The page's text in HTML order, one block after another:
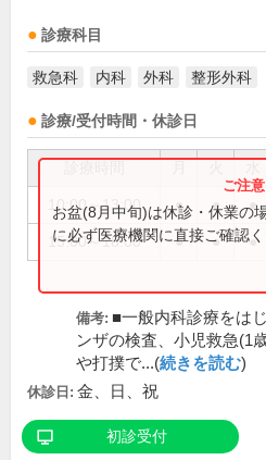
診療科目
救急科 内科 外科 整形外科
診療/受付時間・休診日
10:00～13:00 ● ● ●
15:00～18:00 ● ● ●
お盆(8月中旬)は休診・休業の
に必ず医療機関に直接ご確認く
備考: ■一般内科診療をは
ンザの検査、小児救急(1
や打撲で...(続きを読む)
休診日: 金、日、祝
初診受付